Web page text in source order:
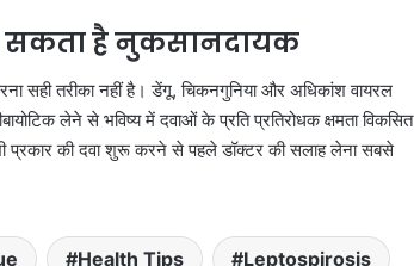
सकता है नुकसानदायक
सही तरीका नहीं है। डेंगू, चिकनगुनिया और अधिकांश वायरल
लेने से भविष्य में दवाओं के प्रति प्रतिरोधक क्षमता विकसित
प्रकार की दवा शुरू करने से पहले डॉक्टर की सलाह लेना सबसे
Health Tips Leptospirosis